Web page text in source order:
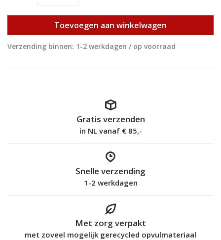
Toevoegen aan winkelwagen
Verzending binnen: 1-2 werkdagen / op voorraad
Gratis verzenden
in NL vanaf € 85,-
Snelle verzending
1-2 werkdagen
Met zorg verpakt
met zoveel mogelijk gerecycled opvulmateriaal